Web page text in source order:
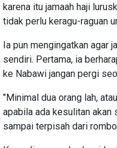
karena itu jamaah haji
tidak perlu keragu-raguan
Ia pun mengingatkan agar
sendiri. Pertama, ia
ke Nabawi jangan pergi
"Minimal dua orang lah,
apabila ada kesulitan akan
sampai terpisah dari